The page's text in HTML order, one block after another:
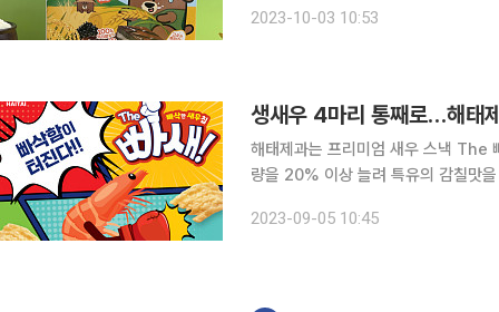
한을 안전하게 지켜야하는 양산형 제
2023-10-03 10:53
생새우 4마리 통째로…해태
해태제과는 프리미엄 새우 스낵 The
량을 20% 이상 늘려 특유의 감칠맛을 살린 제품이다. 특히 반죽 단
바삭함을 극대화하기 위해 수천 번에
2023-09-05 10:45